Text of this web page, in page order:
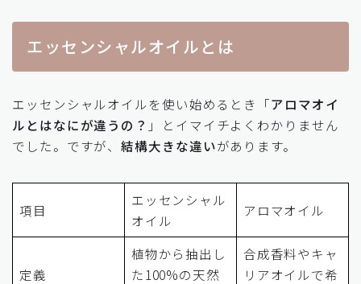
エッセンシャルオイルとは
エッセンシャルオイルを使い始めるとき「アロマオイ
ルとはなにが違うの？ 」とイマイチよくわかりません
でした。ですが、結構大きな違いがあります。
項目
エッセンシャル
オイル
アロマオイル
定義
植物から抽出し
た100%の天然
合成香料やキャ
リアオイルで希